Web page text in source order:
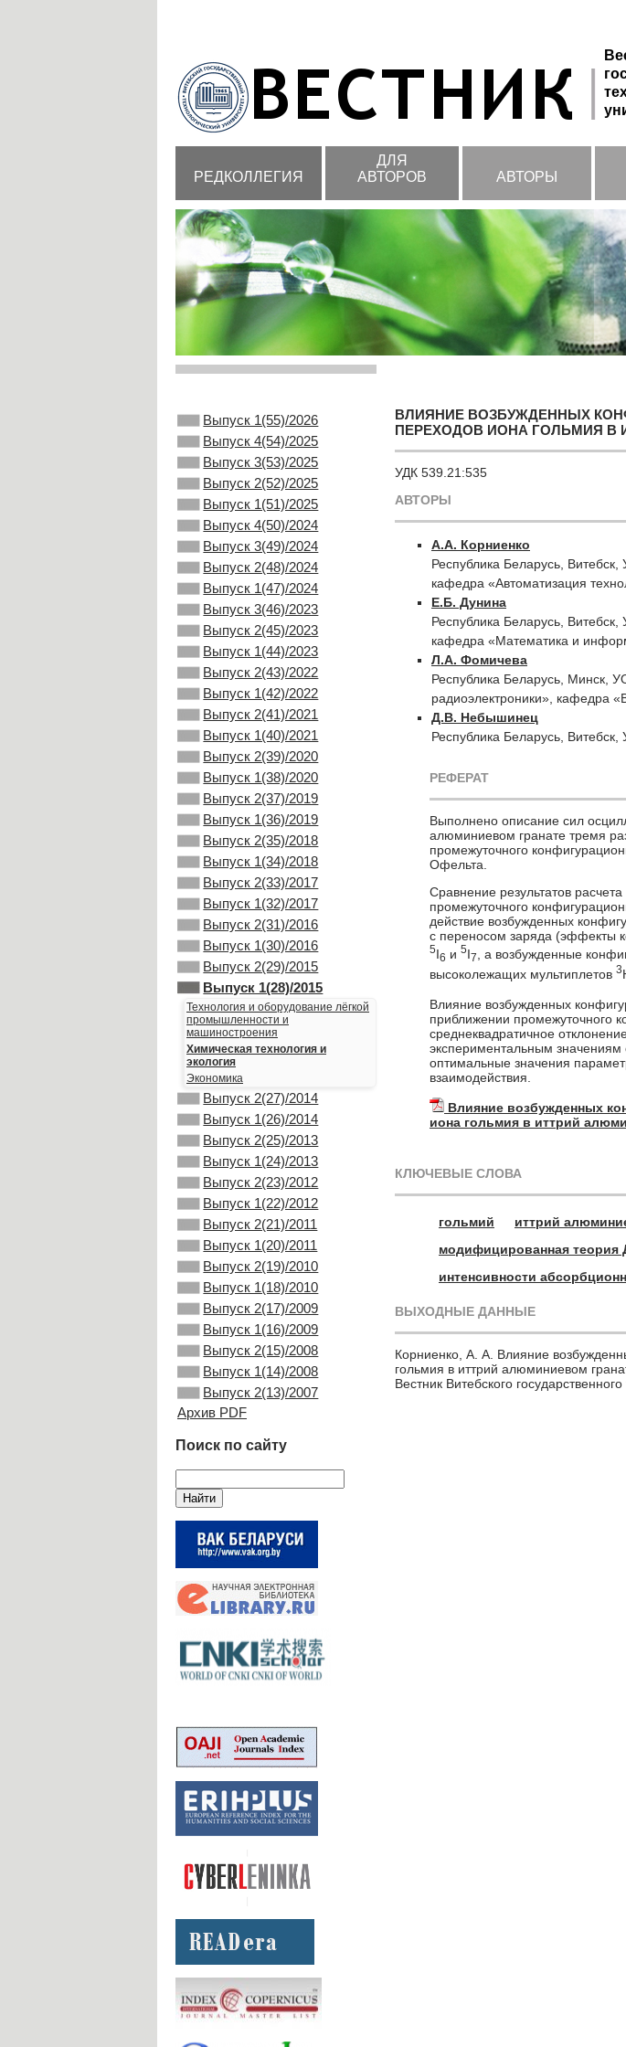
РЕДКОЛЛЕГИЯ
ДЛЯ
АВТОРОВ
АВТОРЫ
Выпуск 1(55)/2026
Выпуск 4(54)/2025
Выпуск 3(53)/2025
Выпуск 2(52)/2025
Выпуск 1(51)/2025
Выпуск 4(50)/2024
Выпуск 3(49)/2024
Выпуск 2(48)/2024
Выпуск 1(47)/2024
Выпуск 3(46)/2023
Выпуск 2(45)/2023
Выпуск 1(44)/2023
Выпуск 2(43)/2022
Выпуск 1(42)/2022
Выпуск 2(41)/2021
Выпуск 1(40)/2021
Выпуск 2(39)/2020
Выпуск 1(38)/2020
Выпуск 2(37)/2019
Выпуск 1(36)/2019
Выпуск 2(35)/2018
Выпуск 1(34)/2018
Выпуск 2(33)/2017
Выпуск 1(32)/2017
Выпуск 2(31)/2016
Выпуск 1(30)/2016
Выпуск 2(29)/2015
Выпуск 1(28)/2015
Технология и оборудование лёгкой
промышленности и
машиностроения
Химическая технология и
экология
Экономика
Выпуск 2(27)/2014
Выпуск 1(26)/2014
Выпуск 2(25)/2013
Выпуск 1(24)/2013
Выпуск 2(23)/2012
Выпуск 1(22)/2012
Выпуск 2(21)/2011
Выпуск 1(20)/2011
Выпуск 2(19)/2010
Выпуск 1(18)/2010
Выпуск 2(17)/2009
Выпуск 1(16)/2009
Выпуск 2(15)/2008
Выпуск 1(14)/2008
Выпуск 2(13)/2007
Архив PDF
Поиск по сайту
ВЛИЯНИЕ ВОЗБУЖДЕННЫХ
ПЕРЕХОДОВ ИОНА ГОЛЬМИЯ В
УДК 539.21:535
АВТОРЫ
А.А. Корниенко
Республика Беларусь, Витебск,
кафедра «Автоматизация
Е.Б. Дунина
Республика Беларусь, Витебск,
кафедра «Математика и
Л.А. Фомичева
Республика Беларусь, Минск,
радиоэлектроники», кафедра
Д.В. Небышинец
Республика Беларусь,
РЕФЕРАТ
Выполнено описание сил
алюминиевом гранате тремя
промежуточного
Офельта.
Сравнение результатов
промежуточного
действие возбужденных
с переносом заряда (эффекты
5I6 и 5I7
, а возбужденные
высоколежащих мультиплетов 3
Влияние возбужденных
приближении промежуточного
среднеквадратичное
экспериментальным
оптимальные значения
взаимодействия.
Влияние возбужденных
иона гольмия в иттрий
КЛЮЧЕВЫЕ СЛОВА
гольмий иттрий
модифицированная теория
интенсивности
ВЫХОДНЫЕ ДАННЫЕ
Корниенко, А. А. Влияние
гольмия в иттрий алюминиевом
Вестник Витебского